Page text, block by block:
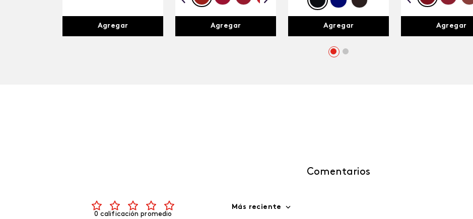
Agregar Agregar Agregar Agregar
Comentarios
0 calificación promedio
Más reciente